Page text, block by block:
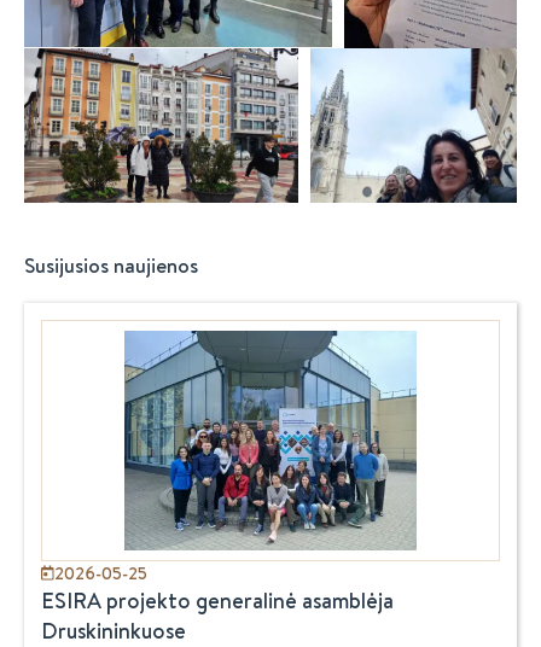
Susijusios naujienos
2026-05-25
ESIRA projekto generalinė asamblėja
Druskininkuose